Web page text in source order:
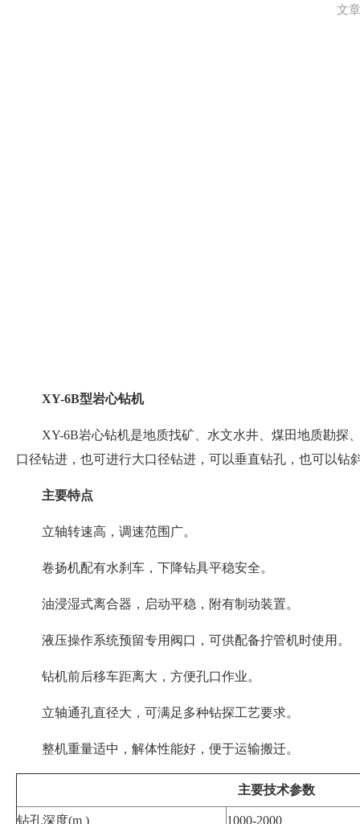
文章
XY-6B型岩心钻机
XY-6B岩心钻机是地质找矿、水文水井、煤田地质勘探
口径钻进，也可进行大口径钻进，可以垂直钻孔，也可以钻
主要特点
立轴转速高，调速范围广。
卷扬机配有水刹车，下降钻具平稳安全。
油浸湿式离合器，启动平稳，附有制动装置。
液压操作系统预留专用阀口，可供配备拧管机时使用。
钻机前后移车距离大，方便孔口作业。
立轴通孔直径大，可满足多种钻探工艺要求。
整机重量适中，解体性能好，便于运输搬迁。
主要技术参数
钻孔深度(m ) 1000-2000